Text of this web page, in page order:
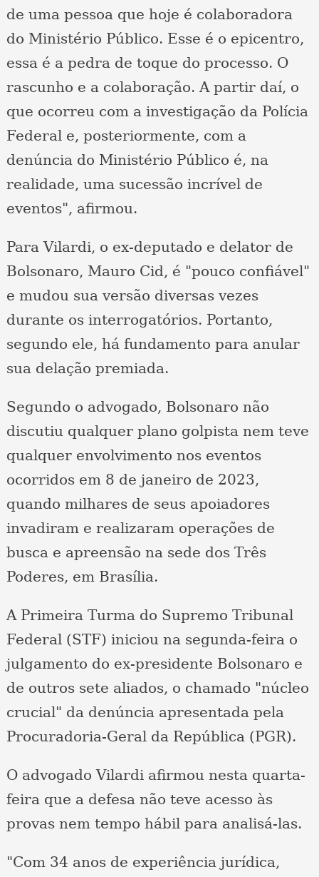
de uma pessoa que hoje é colaboradora
do Ministério Público. Esse é o epicentro,
essa é a pedra de toque do processo. O
rascunho e a colaboração. A partir daí, o
que ocorreu com a investigação da Polícia
Federal e, posteriormente, com a
denúncia do Ministério Público é, na
realidade, uma sucessão incrível de
eventos", afirmou.
Para Vilardi, o ex-deputado e delator de
Bolsonaro, Mauro Cid, é "pouco confiável"
e mudou sua versão diversas vezes
durante os interrogatórios. Portanto,
segundo ele, há fundamento para anular
sua delação premiada.
Segundo o advogado, Bolsonaro não
discutiu qualquer plano golpista nem teve
qualquer envolvimento nos eventos
ocorridos em 8 de janeiro de 2023,
quando milhares de seus apoiadores
invadiram e realizaram operações de
busca e apreensão na sede dos Três
Poderes, em Brasília.
A Primeira Turma do Supremo Tribunal
Federal (STF) iniciou na segunda-feira o
julgamento do ex-presidente Bolsonaro e
de outros sete aliados, o chamado "núcleo
crucial" da denúncia apresentada pela
Procuradoria-Geral da República (PGR).
O advogado Vilardi afirmou nesta quarta-
feira que a defesa não teve acesso às
provas nem tempo hábil para analisá-las.
"Com 34 anos de experiência jurídica,